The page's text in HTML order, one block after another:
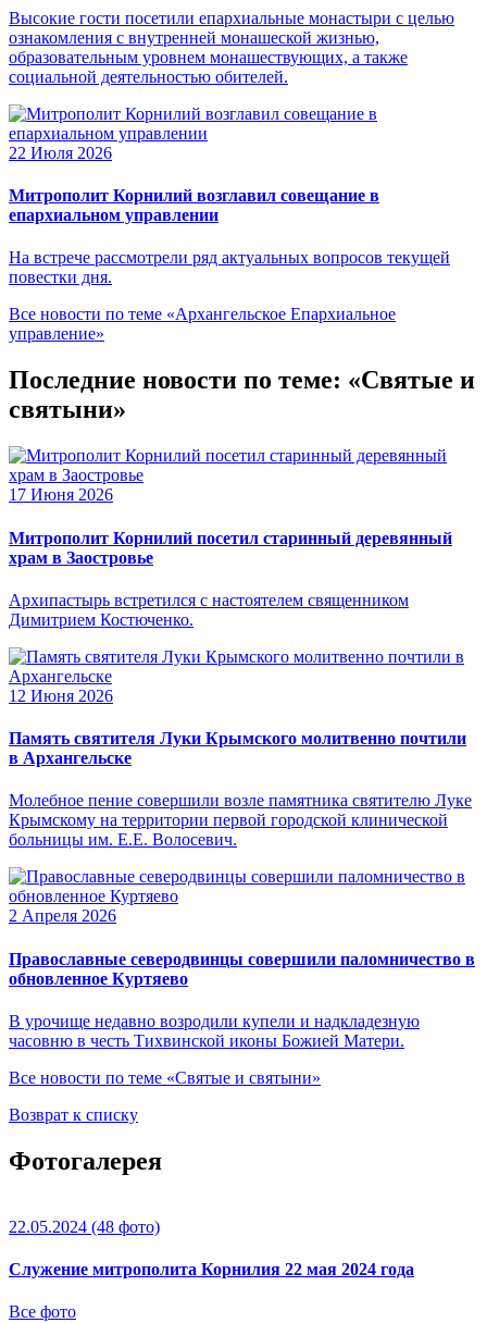
Высокие гости посетили епархиальные монастыри с целью
ознакомления с внутренней монашеской жизнью,
образовательным уровнем монашествующих, а также
социальной деятельностью обителей.
22 Июля 2026
Митрополит Корнилий возглавил совещание в
епархиальном управлении
На встрече рассмотрели ряд актуальных вопросов текущей
повестки дня.
Все новости по теме «Архангельское Епархиальное
управление»
Последние новости по теме: «Святые и
святыни»
17 Июня 2026
Митрополит Корнилий посетил старинный деревянный
храм в Заостровье
Архипастырь встретился с настоятелем священником
Димитрием Костюченко.
12 Июня 2026
Память святителя Луки Крымского молитвенно почтили
в Архангельске
Молебное пение совершили возле памятника святителю Луке
Крымскому на территории первой городской клинической
больницы им. Е.Е. Волосевич.
2 Апреля 2026
Православные северодвинцы совершили паломничество в
обновленное Куртяево
В урочище недавно возродили купели и надкладезную
часовню в честь Тихвинской иконы Божией Матери.
Все новости по теме «Святые и святыни»
Возврат к списку
Фотогалерея
22.05.2024 (48 фото)
Служение митрополита Корнилия 22 мая 2024 года
Все фото